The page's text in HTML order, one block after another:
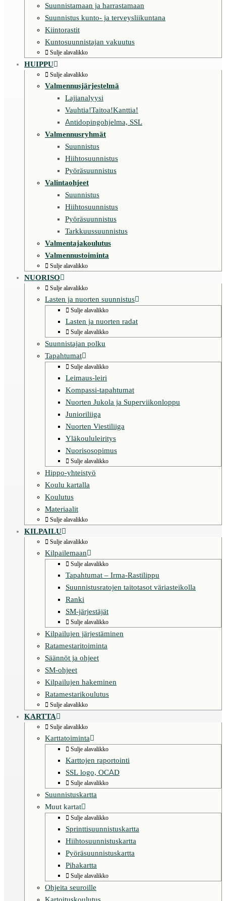
Suunnistamaan ja harrastamaan
Suunnistus kunto- ja terveysliikuntana
Kiintorastit
Kuntosuunnistajan vakuutus
Sulje alavalikko
HUIPPU
Sulje alavalikko
Valmennusjärjestelmä
Lajianalyysi
Vauhtia!Taitoa!Kanttia!
Antidopingohjelma, SSL
Valmennusryhmät
Suunnistus
Hiihtosuunnistus
Pyöräsuunnistus
Valintaohjeet
Suunnistus
Hiihtosuunnistus
Pyöräsuunnistus
Tarkkuussuunnistus
Valmentajakoulutus
Valmennustoiminta
Sulje alavalikko
NUORISO
Sulje alavalikko
Lasten ja nuorten suunnistus
Sulje alavalikko
Lasten ja nuorten radat
Sulje alavalikko
Suunnistajan polku
Tapahtumat
Sulje alavalikko
Leimaus-leiri
Kompassi-tapahtumat
Nuorten Jukola ja Superviikonloppu
Junioriliiga
Nuorten Viestiliiga
Yläkoululeiritys
Nuorisosopimus
Sulje alavalikko
Hippo-yhteistyö
Koulu kartalla
Koulutus
Materiaalit
Sulje alavalikko
KILPAILU
Sulje alavalikko
Kilpailemaan
Sulje alavalikko
Tapahtumat – Irma-Rastilippu
Suunnistusratojen taitotasot väriasteikolla
Ranki
SM-järjestäjät
Sulje alavalikko
Kilpailujen järjestäminen
Ratamestaritoiminta
Säännöt ja ohjeet
SM-ohjeet
Kilpailujen hakeminen
Ratamestarikoulutus
Sulje alavalikko
KARTTA
Sulje alavalikko
Karttatoiminta
Sulje alavalikko
Karttojen raportointi
SSL logo, OCAD
Sulje alavalikko
Suunnistuskartta
Muut kartat
Sulje alavalikko
Sprinttisuunnistuskartta
Hiihtosuunnistuskartta
Pyöräsuunnistuskartta
Pihakartta
Sulje alavalikko
Ohjeita seuroille